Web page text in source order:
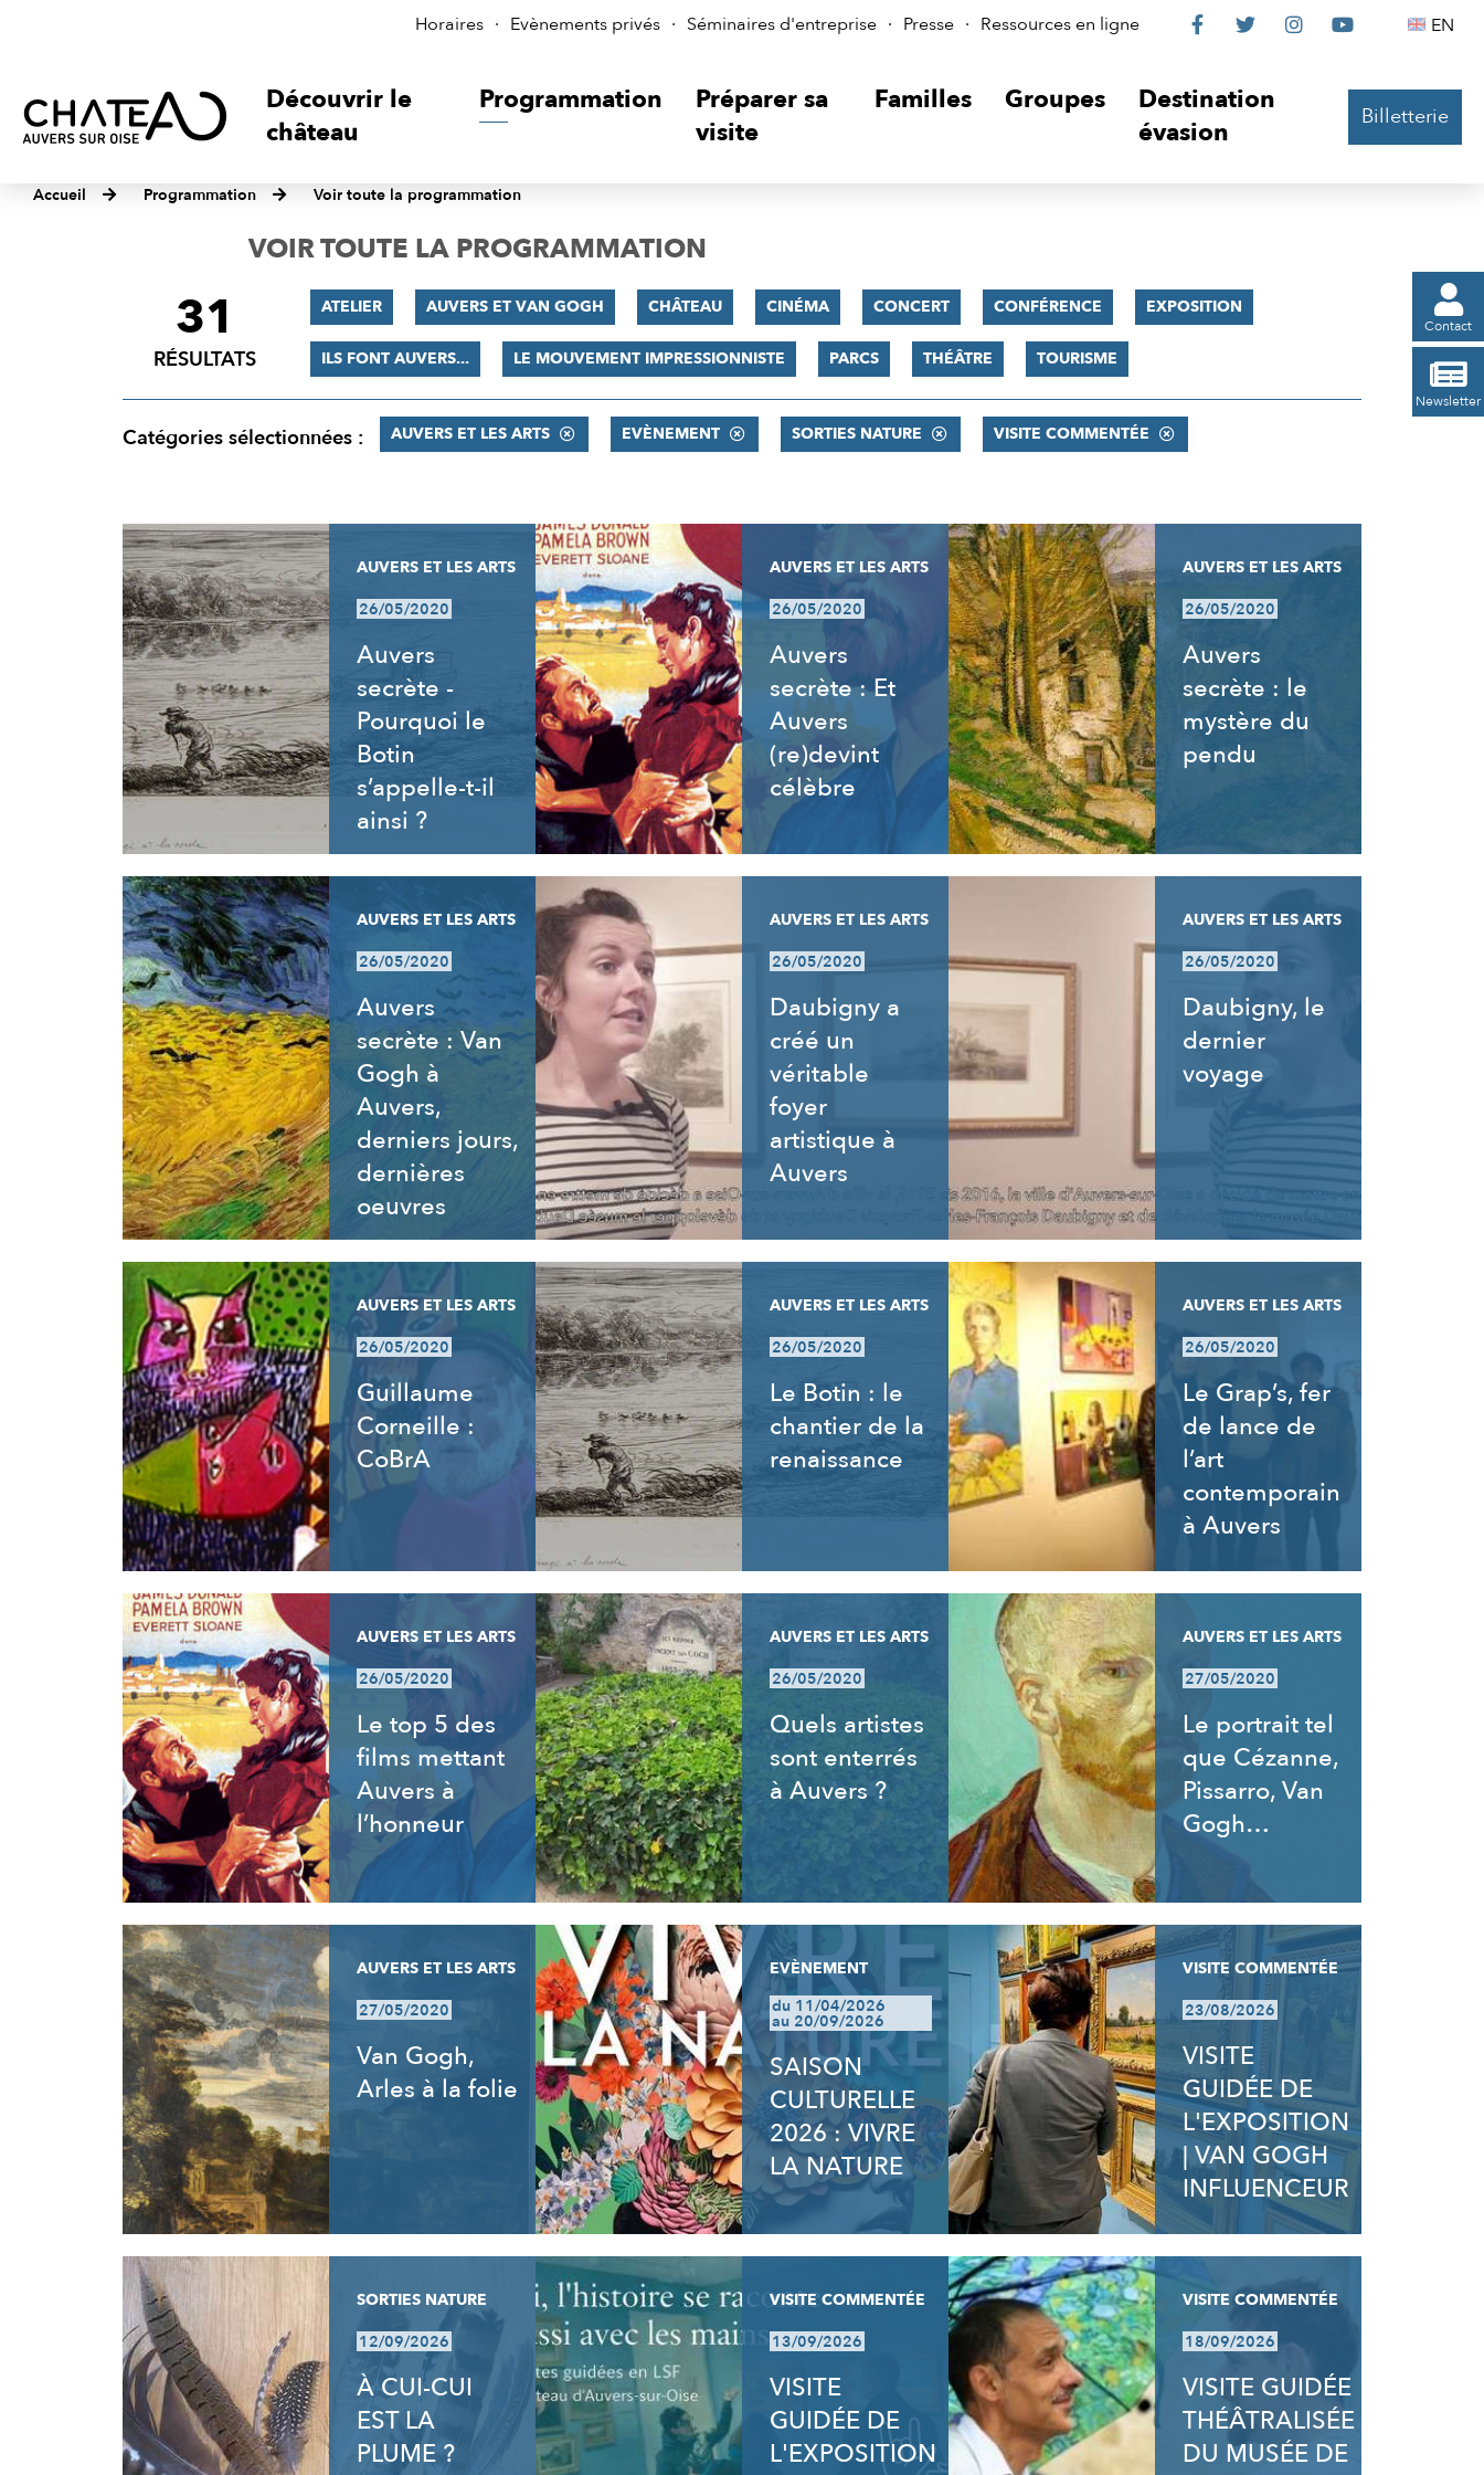
Horaires Evènements privés Séminaires d'entreprise Presse Ressources en ligne
Le
sur

Le

Le

Le
 EN
Découvrir le
château
Programmation
Préparer sa
visite
Familles Groupes
Destination
évasion
Billetterie
Accueil Programmation Voir toute la programmation

Contact

Newsletter
VOIR TOUTE LA PROGRAMMATION
FILTRER
RÉSULTATS
31
RÉSULTATS
ATELIER AUVERS ET VAN GOGH CHÂTEAU CINÉMA CONCERT CONFÉRENCE EXPOSITION
ILS FONT AUVERS... LE MOUVEMENT IMPRESSIONNISTE PARCS THÉÂTRE TOURISME
Catégories sélectionnées : AUVERS ET LES ARTS EVÈNEMENT SORTIES NATURE VISITE COMMENTÉE
RÉSULTATS
AUVERS ET LES ARTS
26/05/2020
Auvers
secrète -
Pourquoi le
Botin
s’appelle-t-il
ainsi ?
AUVERS ET LES ARTS
26/05/2020
Auvers
secrète : Et
Auvers
(re)devint
célèbre
AUVERS ET LES ARTS
26/05/2020
Auvers
secrète : le
mystère du
pendu
AUVERS ET LES ARTS
26/05/2020
Auvers
secrète : Van
Gogh à
Auvers,
derniers jours,
dernières
oeuvres
AUVERS ET LES ARTS
26/05/2020
Daubigny a
créé un
véritable
foyer
artistique à
Auvers
AUVERS ET LES ARTS
26/05/2020
Daubigny, le
dernier
voyage
AUVERS ET LES ARTS
26/05/2020
Guillaume
Corneille :
CoBrA
AUVERS ET LES ARTS
26/05/2020
Le Botin : le
chantier de la
renaissance
AUVERS ET LES ARTS
26/05/2020
Le Grap’s, fer
de lance de
l’art
contemporain
à Auvers
AUVERS ET LES ARTS
26/05/2020
Le top 5 des
films mettant
Auvers à
l’honneur
AUVERS ET LES ARTS
26/05/2020
Quels artistes
sont enterrés
à Auvers ?
AUVERS ET LES ARTS
27/05/2020
Le portrait tel
que Cézanne,
Pissarro, Van
Gogh…
AUVERS ET LES ARTS
27/05/2020
Van Gogh,
Arles à la folie
EVÈNEMENT
du 11/04/2026
au 20/09/2026
SAISON
CULTURELLE
2026 : VIVRE
LA NATURE
VISITE COMMENTÉE
23/08/2026
VISITE
GUIDÉE DE
L'EXPOSITION
| VAN GOGH
INFLUENCEUR
SORTIES NATURE
12/09/2026
À CUI-CUI
EST LA
PLUME ?
VISITE COMMENTÉE
13/09/2026
VISITE
GUIDÉE DE
L'EXPOSITION
VISITE COMMENTÉE
18/09/2026
VISITE GUIDÉE
THÉÂTRALISÉE
DU MUSÉE DE